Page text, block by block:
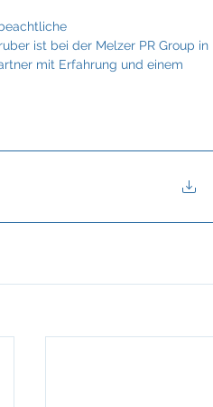
ist bei der Melzer PR Group in
mit Erfahrung und einem